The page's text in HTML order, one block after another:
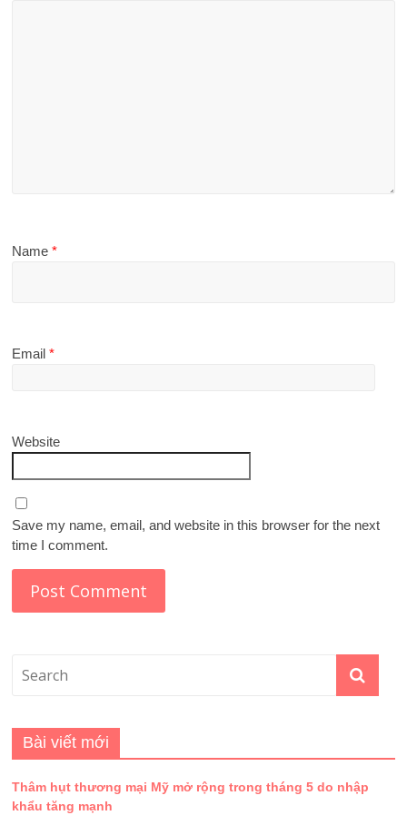
Name*
Email*
Website
Save my name, email, and website in this browser for the next
time I comment.
Bài viết mới
Thâm hụt thương mại Mỹ mở rộng trong tháng 5 do nhập
khẩu tăng mạnh